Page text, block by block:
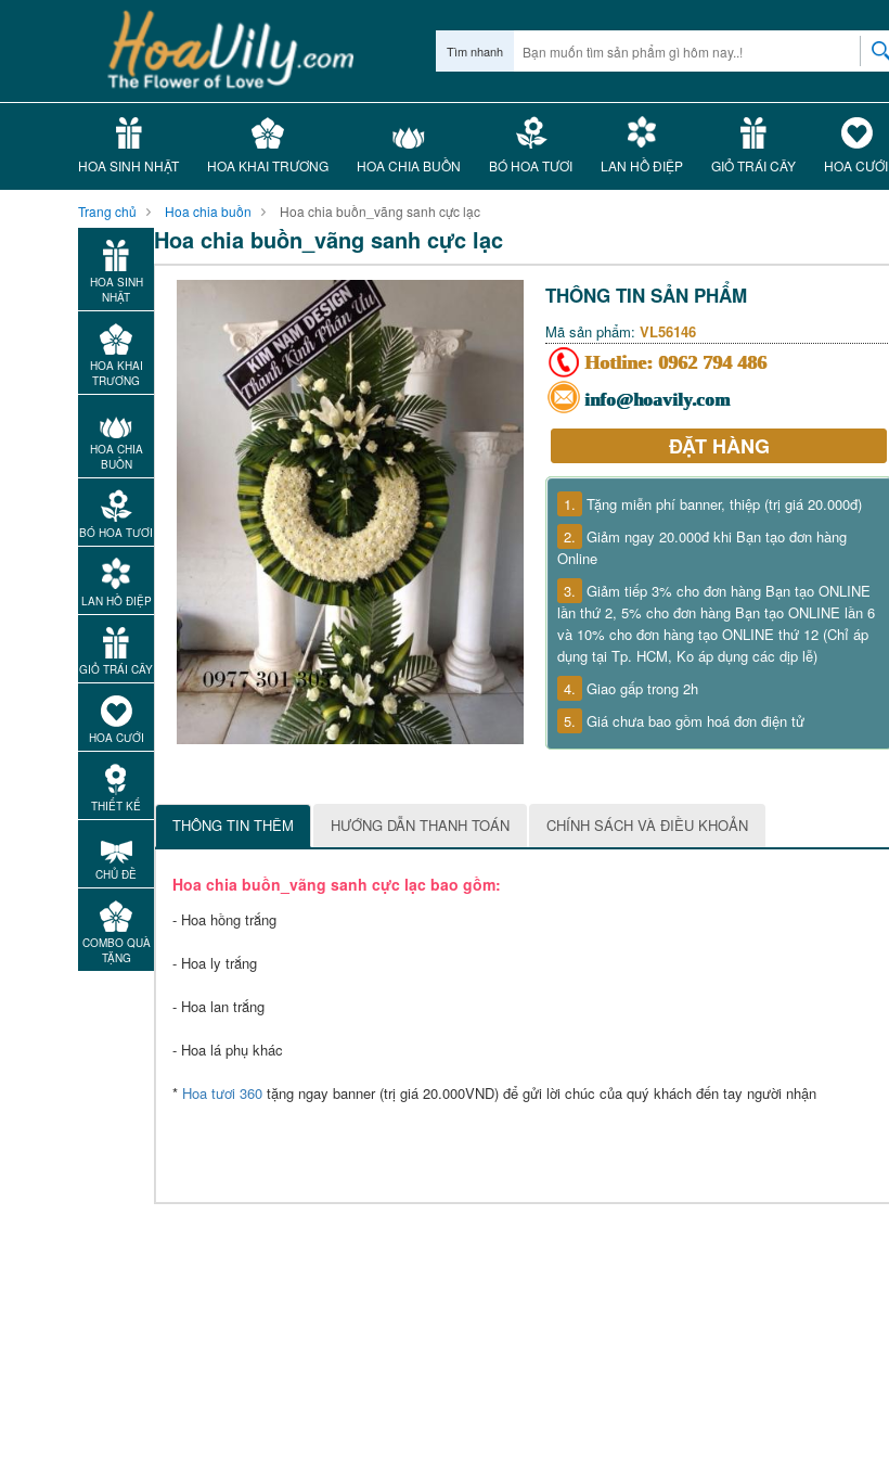
Tìm nhanh
HOA SINH NHẬT HOA KHAI TRƯƠNG HOA CHIA BUỒN BÓ HOA TƯƠI LAN HỒ ĐIỆP GIỎ TRÁI CÂY HOA CƯỚI
Trang chủ Hoa chia buồn Hoa chia buồn_vãng sanh cực lạc
HOA SINH
NHẬT
HOA KHAI
TRƯƠNG
HOA CHIA
BUỒN
BÓ HOA TƯƠI
LAN HỒ ĐIỆP
GIỎ TRÁI CÂY
HOA CƯỚI
THIẾT KẾ
CHỦ ĐỀ
COMBO QUÀ
TẶNG
Hoa chia buồn_vãng sanh cực lạc
THÔNG TIN SẢN PHẨM
Mã sản phẩm: VL56146
Hotline: 0962 794 486
info@hoavily.com
ĐẶT HÀNG
1. Tặng miễn phí banner, thiệp (trị giá 20.000đ)
2. Giảm ngay 20.000đ khi Bạn tạo đơn hàng
Online
3. Giảm tiếp 3% cho đơn hàng Bạn tạo ONLINE
lần thứ 2, 5% cho đơn hàng Bạn tạo ONLINE lần 6
và 10% cho đơn hàng tạo ONLINE thứ 12 (Chỉ áp
dụng tại Tp. HCM, Ko áp dụng các dịp lễ)
4. Giao gấp trong 2h
5. Giá chưa bao gồm hoá đơn điện tử
THÔNG TIN THÊM HƯỚNG DẪN THANH TOÁN CHÍNH SÁCH VÀ ĐIỀU KHOẢN
Hoa chia buồn_vãng sanh cực lạc bao gồm:
- Hoa hồng trắng
- Hoa ly trắng
- Hoa lan trắng
- Hoa lá phụ khác
* Hoa tươi 360 tặng ngay banner (trị giá 20.000VND) để gửi lời chúc của quý khách đến tay người nhận